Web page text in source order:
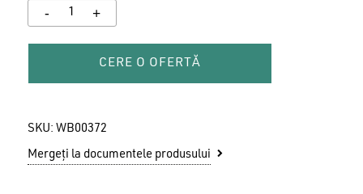
CERE O OFERTĂ
SKU: WB00372
Mergeți la documentele produsului